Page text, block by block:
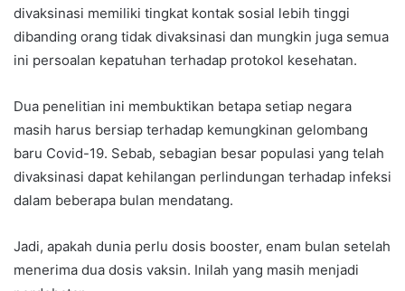
divaksinasi memiliki tingkat kontak sosial lebih tinggi
dibanding orang tidak divaksinasi dan mungkin juga semua
ini persoalan kepatuhan terhadap protokol kesehatan.
Dua penelitian ini membuktikan betapa setiap negara
masih harus bersiap terhadap kemungkinan gelombang
baru Covid-19. Sebab, sebagian besar populasi yang telah
divaksinasi dapat kehilangan perlindungan terhadap infeksi
dalam beberapa bulan mendatang.
Jadi, apakah dunia perlu dosis booster, enam bulan setelah
menerima dua dosis vaksin. Inilah yang masih menjadi